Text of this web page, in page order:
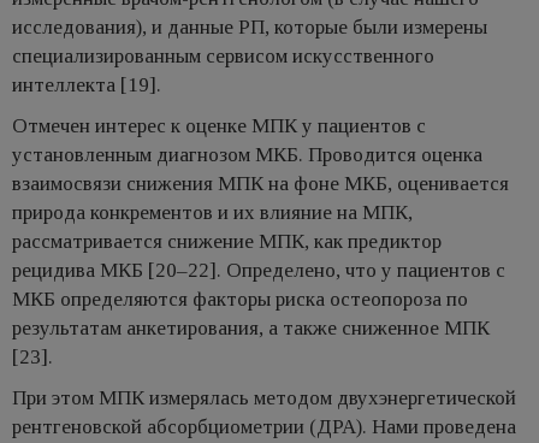
исследования), и данные РП, которые были измерены
специализированным сервисом искусственного
интеллекта [19].
Отмечен интерес к оценке МПК у пациентов с
установленным диагнозом МКБ. Проводится оценка
взаимосвязи снижения МПК на фоне МКБ, оценивается
природа конкрементов и их влияние на МПК,
рассматривается снижение МПК, как предиктор
рецидива МКБ [20–22]. Определено, что у пациентов с
МКБ определяются факторы риска остеопороза по
результатам анкетирования, а также сниженное МПК
[23].
При этом МПК измерялась методом двухэнергетической
рентгеновской абсорбциометрии (ДРА). Нами проведена